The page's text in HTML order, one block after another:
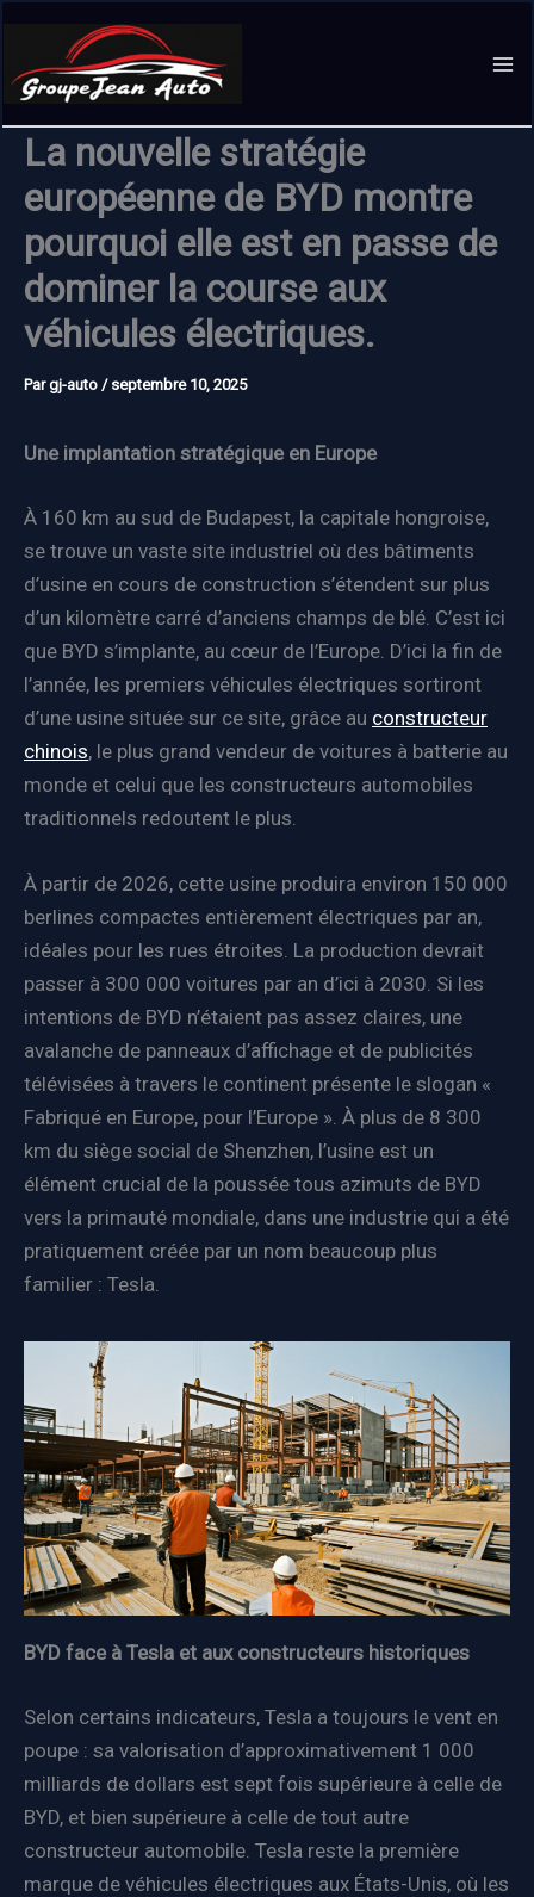
contenu
La nouvelle stratégie
européenne de BYD montre
pourquoi elle est en passe de
dominer la course aux
véhicules électriques.
Pargj-auto / septembre 10, 2025
Une implantation stratégique en Europe
À 160 km au sud de Budapest, la capitale hongroise,
se trouve un vaste site industriel où des bâtiments
d’usine en cours de construction s’étendent sur plus
d’un kilomètre carré d’anciens champs de blé. C’est ici
que BYD s’implante, au cœur de l’Europe. D’ici la fin de
l’année, les premiers véhicules électriques sortiront
d’une usine située sur ce site, grâce au constructeur
chinois, le plus grand vendeur de voitures à batterie au
monde et celui que les constructeurs automobiles
traditionnels redoutent le plus.
À partir de 2026, cette usine produira environ 150 000
berlines compactes entièrement électriques par an,
idéales pour les rues étroites. La production devrait
passer à 300 000 voitures par an d’ici à 2030. Si les
intentions de BYD n’étaient pas assez claires, une
avalanche de panneaux d’affichage et de publicités
télévisées à travers le continent présente le slogan «
Fabriqué en Europe, pour l’Europe ». À plus de 8 300
km du siège social de Shenzhen, l’usine est un
élément crucial de la poussée tous azimuts de BYD
vers la primauté mondiale, dans une industrie qui a été
pratiquement créée par un nom beaucoup plus
familier : Tesla.
BYD face à Tesla et aux constructeurs historiques
Selon certains indicateurs, Tesla a toujours le vent en
poupe : sa valorisation d’approximativement 1 000
milliards de dollars est sept fois supérieure à celle de
BYD, et bien supérieure à celle de tout autre
constructeur automobile. Tesla reste la première
marque de véhicules électriques aux États-Unis, où les